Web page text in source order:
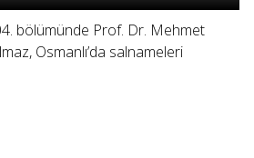
bölümünde Prof. Dr. Mehmet
Osmanlı’da salnameleri